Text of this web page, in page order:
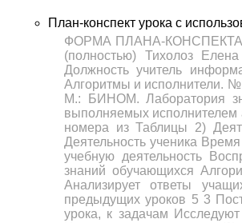
План-конспект урока с
ФОРМА ПЛАНА-КОНСПЕКТА
(полностью) Тихолоз
Должность учитель
Алгоритмы и исполнители.
М.: БИНОМ. Лаборатория
выполняемых исполнителем
номера из Таблицы 2)
Деятельность ученика
учебную деятельность
знаний обучающихся
Анализирует ответы
предыдущих уроков 5 3
урока, к задачам